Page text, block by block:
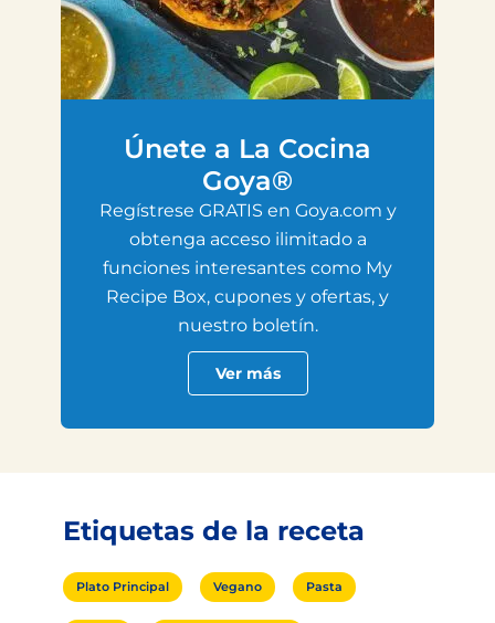
Únete a La Cocina
Goya®
Regístrese GRATIS en Goya.com y
obtenga acceso ilimitado a
funciones interesantes como My
Recipe Box, cupones y ofertas, y
nuestro boletín.
Ver más
Etiquetas de la receta
Plato Principal Vegano Pasta